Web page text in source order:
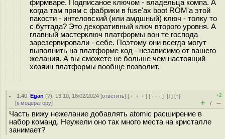
фирмваре. Подписаное ключом - владельца компа. А
когда там прям с фабрики в fuse'ах boot ROM'а этой
пакости - интеловский (или амдшный) ключ - толку то
с бутгада? Это декоративный ключ второго уровня. А
главный мастерключ платформы вон те господа
зарезервировали - себе. Поэтому они всегда могут
выполнить на платформе код - независимо от вашего
желания. А вы сможете не больше чем настоящий
хозяин платформы вообще позволит.
1.40 ,Egan (?), 13:10, 16/02/2024 [ответить] [ ﹢﹢﹢] [ · · ·][↓] [↑]
[к модератору]
+2
+ / –
Часть вижу нежелание добавлять atomic расширение в
набор команд. Неужели оно так много места на кристалле
занимает?